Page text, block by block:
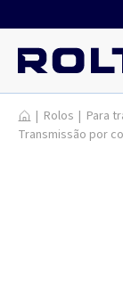
Produtos
| Rolos | Para
Transmissão por